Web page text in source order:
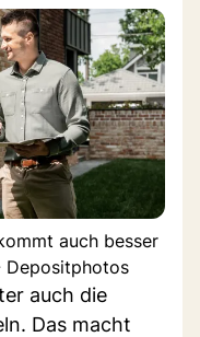
auch besser
Depositphotos
auch die
Das macht